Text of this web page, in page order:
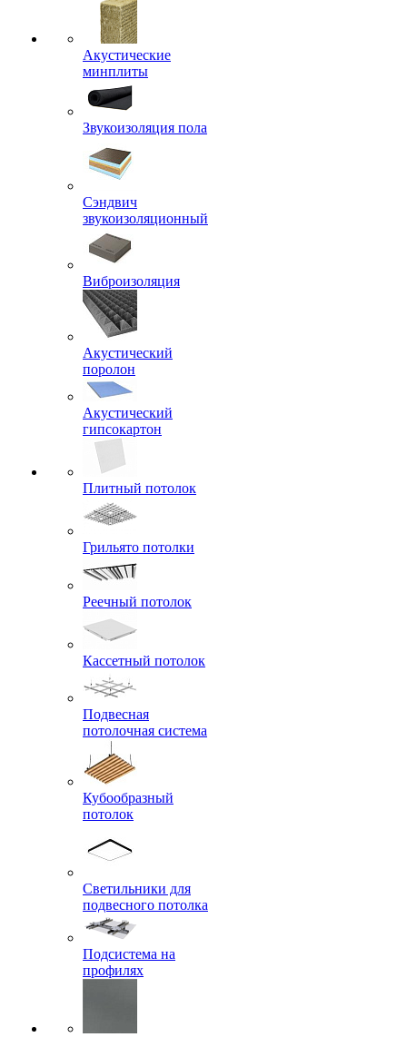
Акустические
минплиты
Звукоизоляция пола
Сэндвич
звукоизоляционный
Виброизоляция
Акустический
поролон
Акустический
гипсокартон
Плитный потолок
Грильято потолки
Реечный потолок
Кассетный потолок
Подвесная
потолочная система
Кубообразный
потолок
Светильники для
подвесного потолка
Подсистема на
профилях